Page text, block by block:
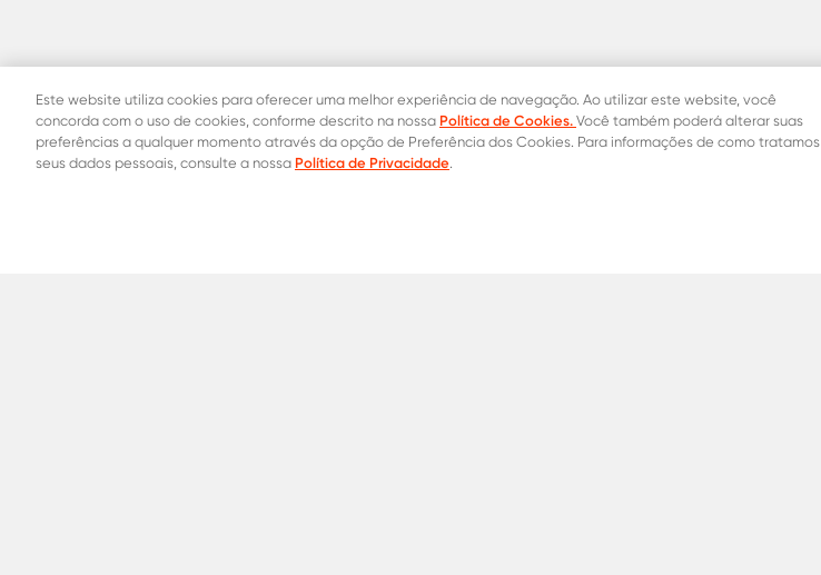
Este website utiliza cookies para oferecer uma melhor experiência de navegação. Ao utilizar este website, você
concorda com o uso de cookies, conforme descrito na nossa Política de Cookies. Você também poderá alterar suas
preferências a qualquer momento através da opção de Preferência dos Cookies. Para informações de como tratamos
seus dados pessoais, consulte a nossa Política de Privacidade.